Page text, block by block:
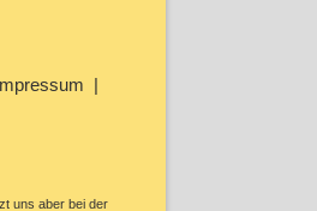
uns aber bei der